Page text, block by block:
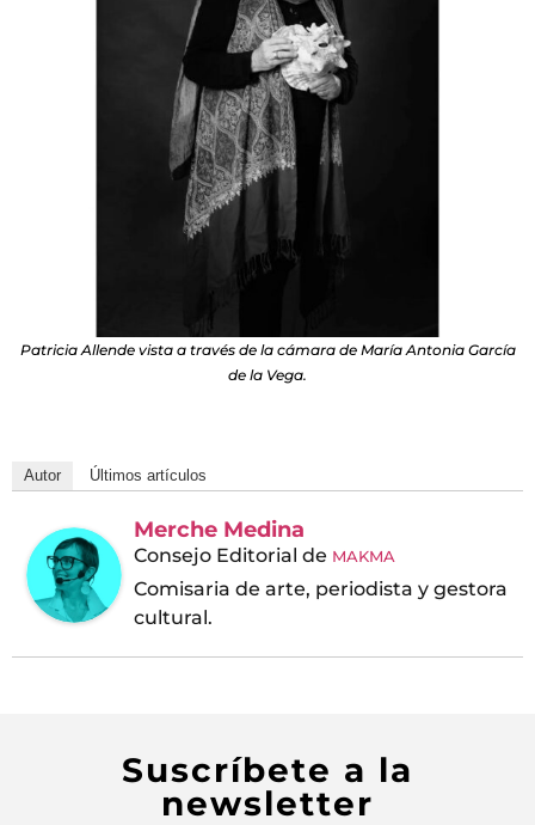
Patricia Allende vista a través de la cámara de María Antonia García
de la Vega.
Autor Últimos artículos
Merche Medina
Consejo Editorial de MAKMA
Comisaria de arte, periodista y gestora
cultural.
Suscríbete a la
newsletter